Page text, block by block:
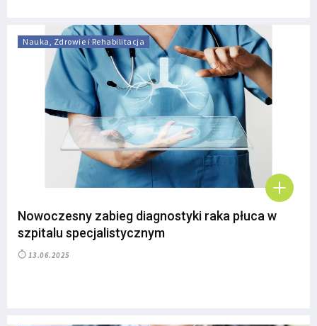
Nauka, Zdrowie i Rehabilitacja
Nowoczesny zabieg diagnostyki raka płuca w
szpitalu specjalistycznym
13.06.2025